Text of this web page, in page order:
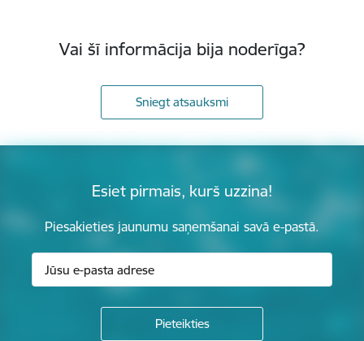
Vai šī informācija bija noderīga?
Sniegt atsauksmi
Esiet pirmais, kurš uzzina!
Piesakieties jaunumu saņemšanai savā e-pastā.